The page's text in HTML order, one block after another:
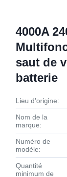
4000A
saut de
batterie
Lieu d'origine:
Nom de la
marque:
Numéro de
modèle:
Quantité
minimum de